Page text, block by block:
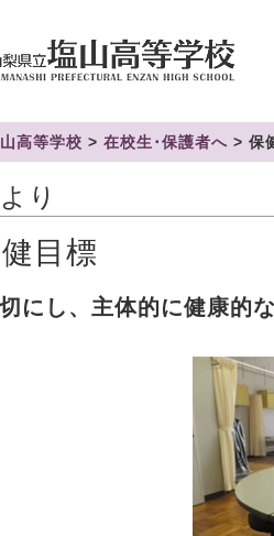
高等学校 > 在校生･保護者へ > 保
り
目標
にし、主体的に健康的